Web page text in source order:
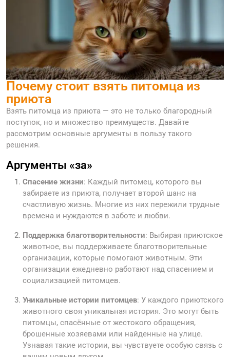
Почему стоит взять питомца из
приюта
Взять питомца из приюта — это не только благородный
поступок, но и множество преимуществ. Давайте
рассмотрим основные аргументы в пользу такого
решения.
Аргументы «за»
Спасение жизни: Каждый питомец, которого вы
забираете из приюта, получает второй шанс на
счастливую жизнь. Многие из них пережили трудные
времена и нуждаются в заботе и любви.
Поддержка благотворительности: Выбирая приютское
животное, вы поддерживаете благотворительные
организации, которые помогают животным. Эти
организации ежедневно работают над спасением и
социализацией питомцев.
Уникальные истории питомцев: У каждого приютского
животного своя уникальная история. Это могут быть
питомцы, спасённые от жестокого обращения,
брошенные хозяевами или найденные на улице.
Узнавая такие истории, вы чувствуете особую связь с